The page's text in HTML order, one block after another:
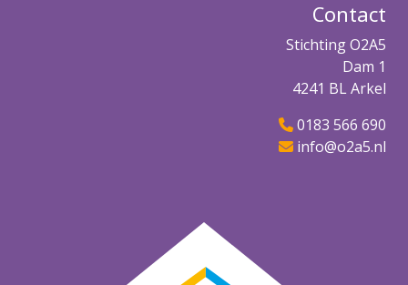
Contact
Stichting O2A5
Dam 1
4241 BL Arkel
0183 566 690
info@o2a5.nl